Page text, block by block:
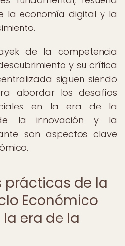
la economía digital y la
de la competencia
y su crítica
siguen siendo
abordar los desafíos
en la era de la
la innovación y la
son aspectos clave
prácticas de la
Económico
era de la